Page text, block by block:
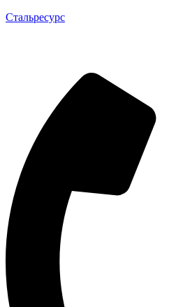
Стальресурс